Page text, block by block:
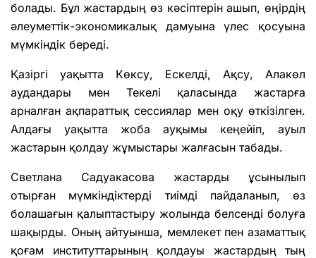
болады. Бұл жастардың өз кәсіптерін ашып, өңірдің
әлеуметтік-экономикалық дамуына үлес қосуына
мүмкіндік береді.
Қазіргі уақытта Көксу, Ескелді, Ақсу, Алакөл
аудандары мен Текелі қаласында жастарға
арналған ақпараттық сессиялар мен оқу өткізілген.
Алдағы уақытта жоба ауқымы кеңейіп, ауыл
жастарын қолдау жұмыстары жалғасын табады.
Светлана Садуакасова жастарды ұсынылып
отырған мүмкіндіктерді тиімді пайдаланып, өз
болашағын қалыптастыру жолында белсенді болуға
шақырды. Оның айтуынша, мемлекет пен азаматтық
қоғам институттарының қолдауы жастардың тың